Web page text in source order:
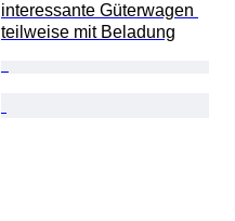
interessante Güterwagen
teilweise mit Beladung